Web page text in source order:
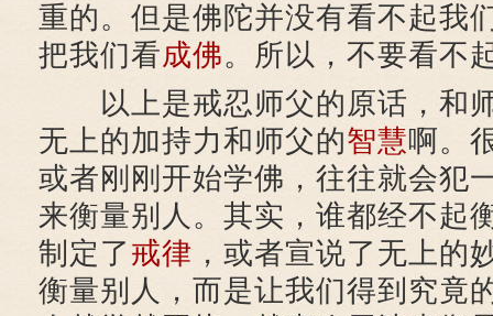
重的。但是佛陀并没有看不起我
把我们看成佛。所以，不要看不
以上是戒忍师父的原话，和
无上的加持力和师父的智慧啊。
或者刚刚开始学佛，往往就会犯
来衡量别人。其实，谁都经不起
制定了 戒律 ，或者宣说了无上的
衡量别人，而是让我们得到究竟